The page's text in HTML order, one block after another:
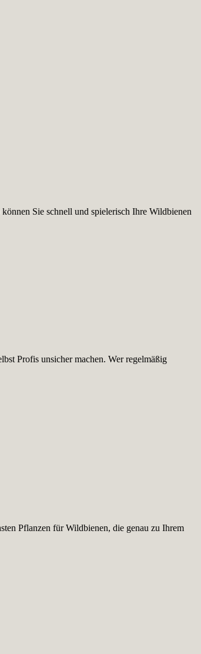
Sie schnell und spielerisch Ihre Wildbienen
Profis unsicher machen. Wer regelmäßig
Pflanzen für Wildbienen, die genau zu Ihrem